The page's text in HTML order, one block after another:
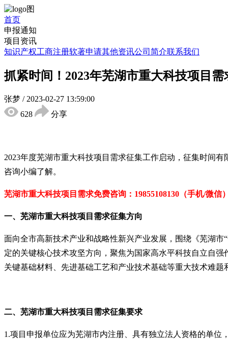
首页
申报通知
项目资讯
知识产权工商注册软著申请其他资讯公司简介联系我们
抓紧时间！2023年芜湖市重大科技项目
张梦 / 2023-02-27 13:59:00
628
分享
2023年度芜湖市重大科技项目需求征集工作启动，征集时间
咨询小编了解。
芜湖市重大科技项目需求免费咨询：19855108130（手机/微信
一、芜湖市重大科技项目需求征集方向
面向全市高新技术产业和战略性新兴产业发展，围绕《芜湖
定的关键核心技术攻坚方向，聚焦为国家高水平科技自立自
关键基础材料、先进基础工艺和产业技术基础等重大技术难
二、芜湖市重大科技项目需求征集要求
1.项目申报单位应为芜湖市内注册、具有独立法人资格的单